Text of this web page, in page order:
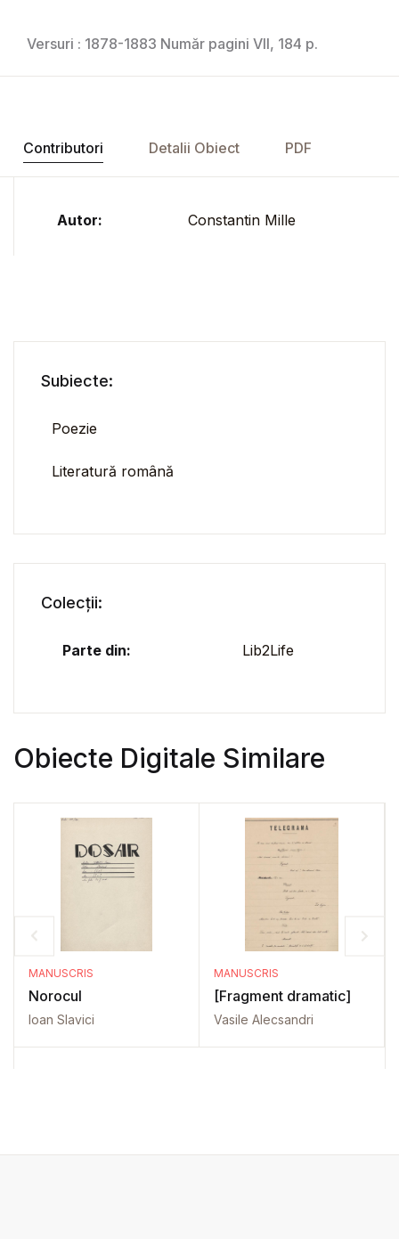
Versuri : 1878-1883 Număr pagini VII, 184 p.
Contributori Detalii Obiect PDF
Autor: Constantin Mille
Subiecte:
Poezie
Literatură română
Colecții:
Parte din: Lib2Life
Obiecte Digitale Similare
MANUSCRIS
Norocul
Ioan Slavici
MANUSCRIS
[Fragment dramatic]
Vasile Alecsandri